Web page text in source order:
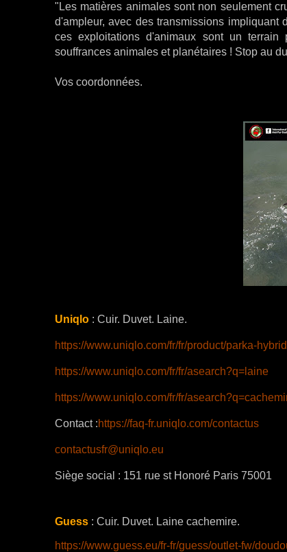
"Les matières animales sont non seulement
d'ampleur, avec des transmissions
ces exploitations d'animaux sont un
souffrances animales et planétaires ! Stop au
Vos coordonnées.
Uniqlo : Cuir. Duvet. Laine.
https://www.uniqlo.com/fr/fr/product/parka-
https://www.uniqlo.com/fr/fr/asearch?q=laine
https://www.uniqlo.com/fr/fr/
Contact :https://faq-fr.uniqlo.com/contactus
contactusfr@uniqlo.eu
Siège social : 151 rue st Honoré Paris 75001
Guess : Cuir. Duvet. Laine cachemire.
https://www.guess.eu/fr-fr/guess/outlet-fw/